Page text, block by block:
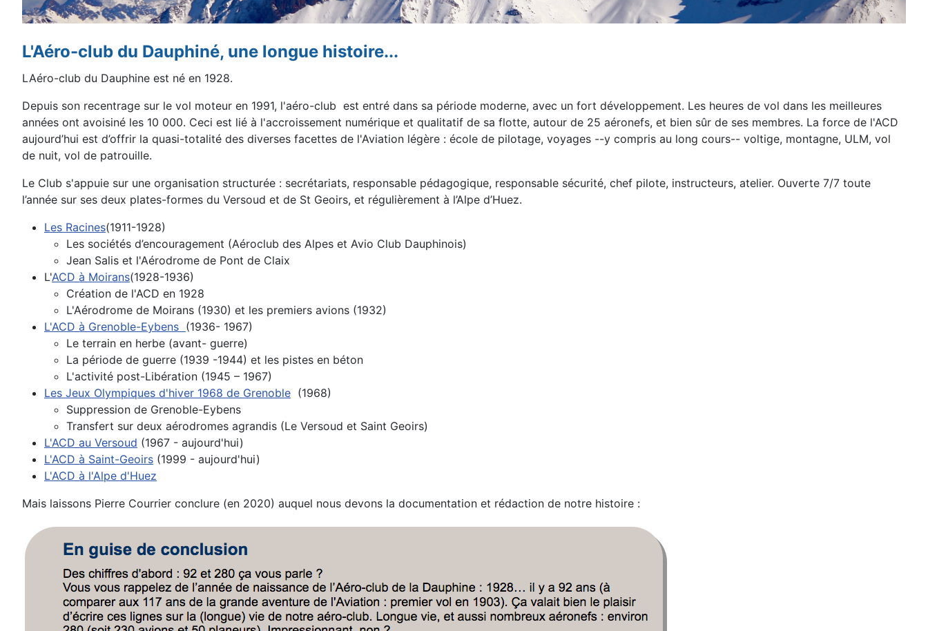
L'Aéro-club du Dauphiné, une longue histoire...
LAéro-club du Dauphine est né en 1928.
Depuis son recentrage sur le vol moteur en 1991, l'aéro-club est entré dans sa période moderne, avec un fort développement. Les heures de vol dans les meilleures
années ont avoisiné les 10 000. Ceci est lié à l'accroissement numérique et qualitatif de sa flotte, autour de 25 aéronefs, et bien sûr de ses membres. La force de l'ACD
aujourd’hui est d’offrir la quasi-totalité des diverses facettes de l'Aviation légère : école de pilotage, voyages --y compris au long cours-- voltige, montagne, ULM, vol
de nuit, vol de patrouille.
Le Club s'appuie sur une organisation structurée : secrétariats, responsable pédagogique, responsable sécurité, chef pilote, instructeurs, atelier. Ouverte 7/7 toute
l’année sur ses deux plates-formes du Versoud et de St Geoirs, et régulièrement à l’Alpe d’Huez.
Les Racines(1911-1928)
Les sociétés d’encouragement (Aéroclub des Alpes et Avio Club Dauphinois)
Jean Salis et l'Aérodrome de Pont de Claix
L'ACD à Moirans(1928-1936)
Création de l'ACD en 1928
L'Aérodrome de Moirans (1930) et les premiers avions (1932)
L'ACD à Grenoble-Eybens (1936- 1967)
Le terrain en herbe (avant- guerre)
La période de guerre (1939 -1944) et les pistes en béton
L'activité post-Libération (1945 – 1967)
Les Jeux Olympiques d'hiver 1968 de Grenoble (1968)
Suppression de Grenoble-Eybens
Transfert sur deux aérodromes agrandis (Le Versoud et Saint Geoirs)
L'ACD au Versoud (1967 - aujourd'hui)
L'ACD à Saint-Geoirs (1999 - aujourd'hui)
L'ACD à l'Alpe d'Huez
Mais laissons Pierre Courrier conclure (en 2020) auquel nous devons la documentation et rédaction de notre histoire :